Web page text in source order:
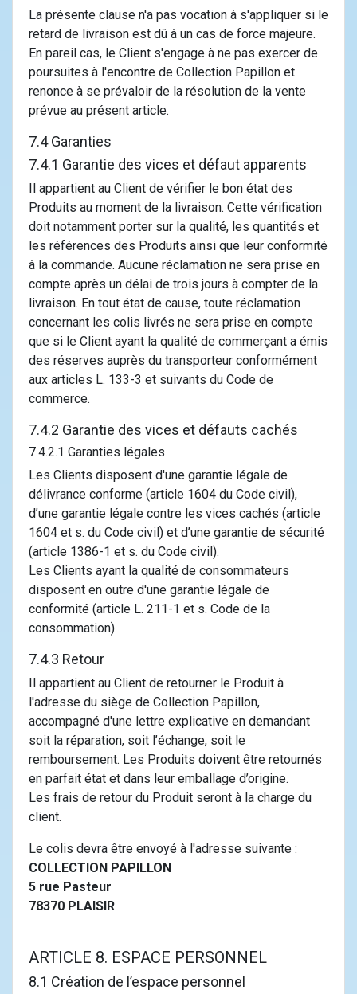
La présente clause n'a pas vocation à s'appliquer si le
retard de livraison est dû à un cas de force majeure.
En pareil cas, le Client s'engage à ne pas exercer de
poursuites à l'encontre de Collection Papillon et
renonce à se prévaloir de la résolution de la vente
prévue au présent article.
7.4 Garanties
7.4.1 Garantie des vices et défaut apparents
Il appartient au Client de vérifier le bon état des
Produits au moment de la livraison. Cette vérification
doit notamment porter sur la qualité, les quantités et
les références des Produits ainsi que leur conformité
à la commande. Aucune réclamation ne sera prise en
compte après un délai de trois jours à compter de la
livraison. En tout état de cause, toute réclamation
concernant les colis livrés ne sera prise en compte
que si le Client ayant la qualité de commerçant a émis
des réserves auprès du transporteur conformément
aux articles L. 133-3 et suivants du Code de
commerce.
7.4.2 Garantie des vices et défauts cachés
7.4.2.1 Garanties légales
Les Clients disposent d'une garantie légale de
délivrance conforme (article 1604 du Code civil),
d’une garantie légale contre les vices cachés (article
1604 et s. du Code civil) et d’une garantie de sécurité
(article 1386-1 et s. du Code civil).
Les Clients ayant la qualité de consommateurs
disposent en outre d'une garantie légale de
conformité (article L. 211-1 et s. Code de la
consommation).
7.4.3 Retour
Il appartient au Client de retourner le Produit à
l'adresse du siège de Collection Papillon,
accompagné d'une lettre explicative en demandant
soit la réparation, soit l’échange, soit le
remboursement. Les Produits doivent être retournés
en parfait état et dans leur emballage d’origine.
Les frais de retour du Produit seront à la charge du
client.
Le colis devra être envoyé à l'adresse suivante :
COLLECTION PAPILLON
5 rue Pasteur
78370 PLAISIR
ARTICLE 8. ESPACE PERSONNEL
8.1 Création de l’espace personnel